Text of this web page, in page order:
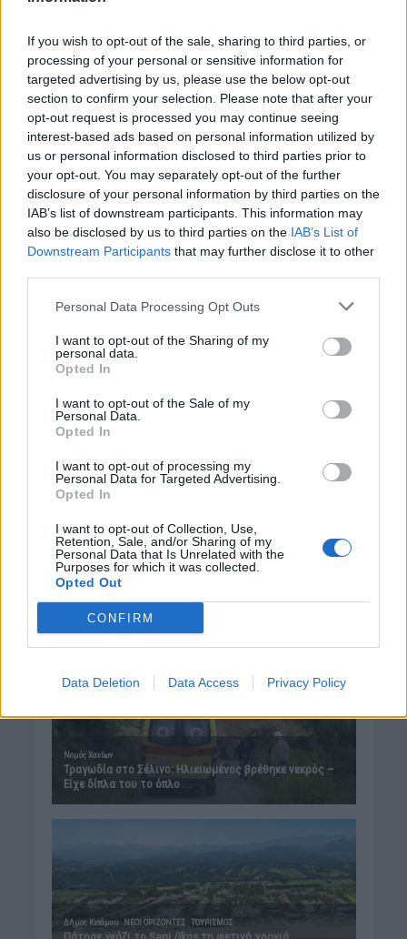
If you wish to opt-out of the sale, sharing to third parties, or
processing of your personal or sensitive information for
targeted advertising by us, please use the below opt-out
section to confirm your selection. Please note that after your
opt-out request is processed you may continue seeing
interest-based ads based on personal information utilized by
us or personal information disclosed to third parties prior to
your opt-out. You may separately opt-out of the further
disclosure of your personal information by third parties on the
IAB’s list of downstream participants. This information may
also be disclosed by us to third parties on the IAB’s List of
Downstream Participants that may further disclose it to other
Personal Data Processing Opt Outs
I want to opt-out of the Sharing of my
personal data.
Opted In
I want to opt-out of the Sale of my
Personal Data.
Opted In
I want to opt-out of processing my
Personal Data for Targeted Advertising.
Opted In
I want to opt-out of Collection, Use,
Retention, Sale, and/or Sharing of my
Personal Data that Is Unrelated with the
Purposes for which it was collected.
Opted Out
CONFIRM
Data Deletion Data Access Privacy Policy
Ψαραντώνης: Ο λυράρης που
κουβαλά μέσα του την Κρήτη
7 Αυγούστου 2026 13:51
ΑΓΡΟΤΙΚΑ • ΝΕΟΙ ΟΡΙΖΟΝΤΕΣ
Ανάσα για χιλιάδες αγρότες – Πώς τα
ελαιοτριβεία τούς “σώζουν” από το
ψηφιακό χάος
7 Αυγούστου 2026 13:30
ΓΕΎΣΗ - ΨΥΧΑΓΩΓΊΑ
Συνταγή: Ξεροτήγανα, το αγαπημένο
γλυκό της Κρήτης
43 χρόνια από τη μέρα που ο
Παπαδόσηφος εκτέλεσε μέσα στο
7 Αυγούστου 2026 12:44